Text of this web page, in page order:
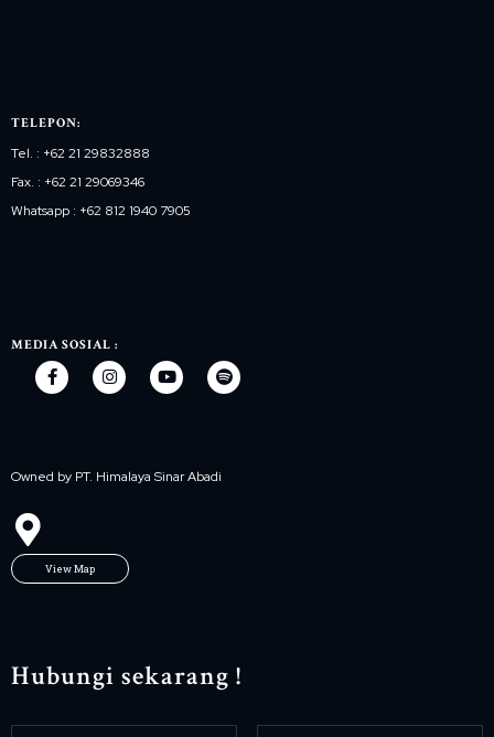
TELEPON:
Tel. : +62 21 29832888
Fax. : +62 21 29069346
Whatsapp : +62 812 1940 7905
MEDIA SOSIAL :
Owned by PT. Himalaya Sinar Abadi
View Map
Hubungi sekarang !